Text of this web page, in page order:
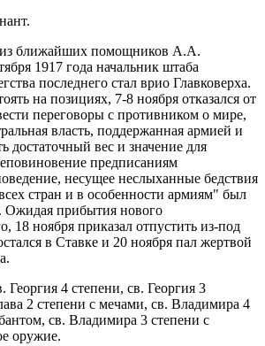
ближайших помощников А.А.
1917 года начальник штаба
последнего стал врио Главковерха.
на позициях, 7-8 ноября отказался от
переговоры с противником о мире,
власть, поддержанная армией и
достаточный вес и значение для
предписаниям
несущее неслыханные бедствия
стран и в особенности армиям" был
Ожидая прибытия нового
18 ноября приказал отпустить из-под
в Ставке и 20 ноября пал жертвой
Георгия 4 степени, св. Георгия 3
2 степени с мечами, св. Владимира 4
св. Владимира 3 степени с
оружие.